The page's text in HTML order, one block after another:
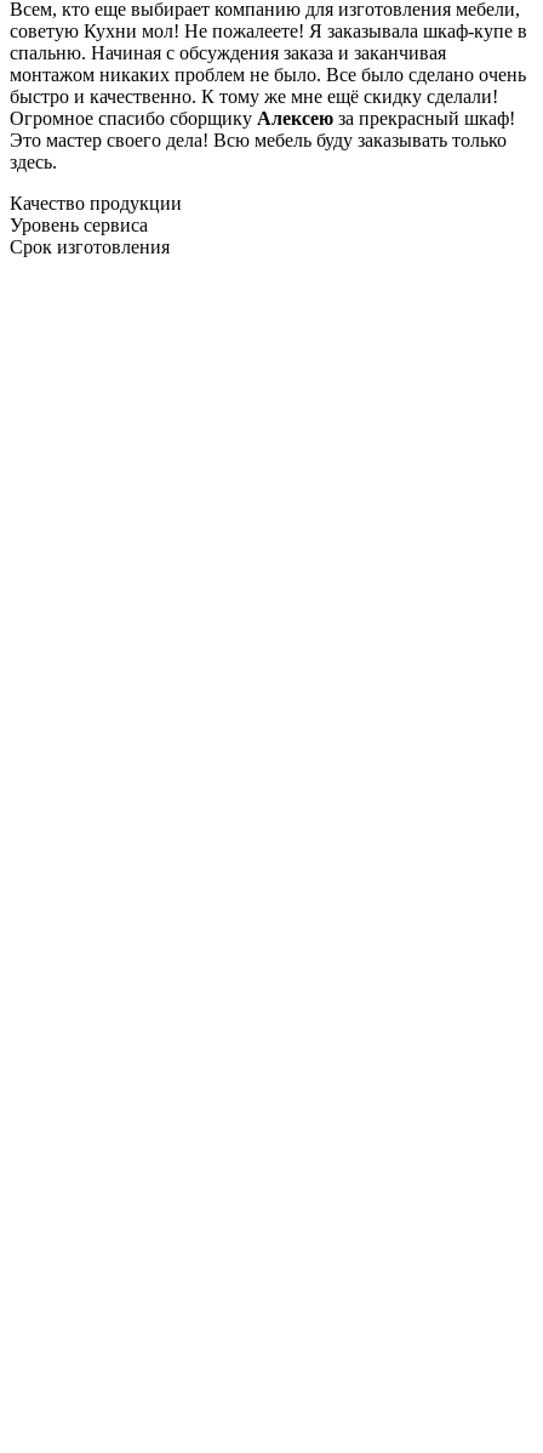
Всем, кто еще выбирает компанию для изготовления мебели,
советую Кухни мол! Не пожалеете! Я заказывала шкаф-купе в
спальню. Начиная с обсуждения заказа и заканчивая
монтажом никаких проблем не было. Все было сделано очень
быстро и качественно. К тому же мне ещё скидку сделали!
Огромное спасибо сборщику Алексею за прекрасный шкаф!
Это мастер своего дела! Всю мебель буду заказывать только
здесь.
Качество продукции
Уровень сервиса
Срок изготовления